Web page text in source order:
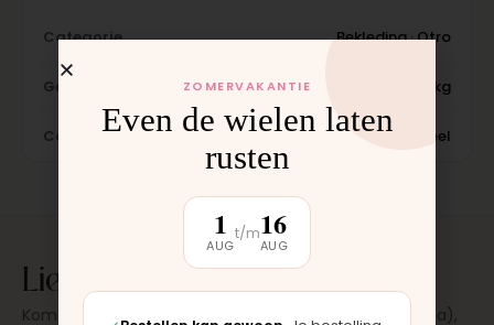
Categorie Bekleding · Qtro
Gewicht 3 kg
Conditie Nieuw, origineel
Liever laten plaatsen?
Kom langs in onze werkplaats in Moordrecht (bij Gouda),
ZOMERVAKANTIE
Even de wielen laten
rusten
1
AUG
t/m16
AUG